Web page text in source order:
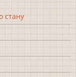
стану